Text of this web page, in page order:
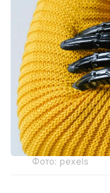
Фото: pexels